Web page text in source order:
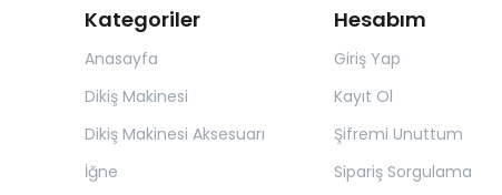
Kategoriler
Anasayfa
Dikiş Makinesi
Dikiş Makinesi Aksesuarı
İğne
Hesabım
Giriş Yap
Kayıt Ol
Şifremi Unuttum
Sipariş Sorgulama